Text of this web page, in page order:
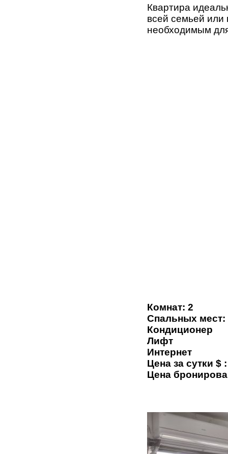
Квартира
всей семьей
необходимым
Комнат: 2
Спальных мест:
Кондиционер
Лифт
Интернет
Цена за сутки $
Цена